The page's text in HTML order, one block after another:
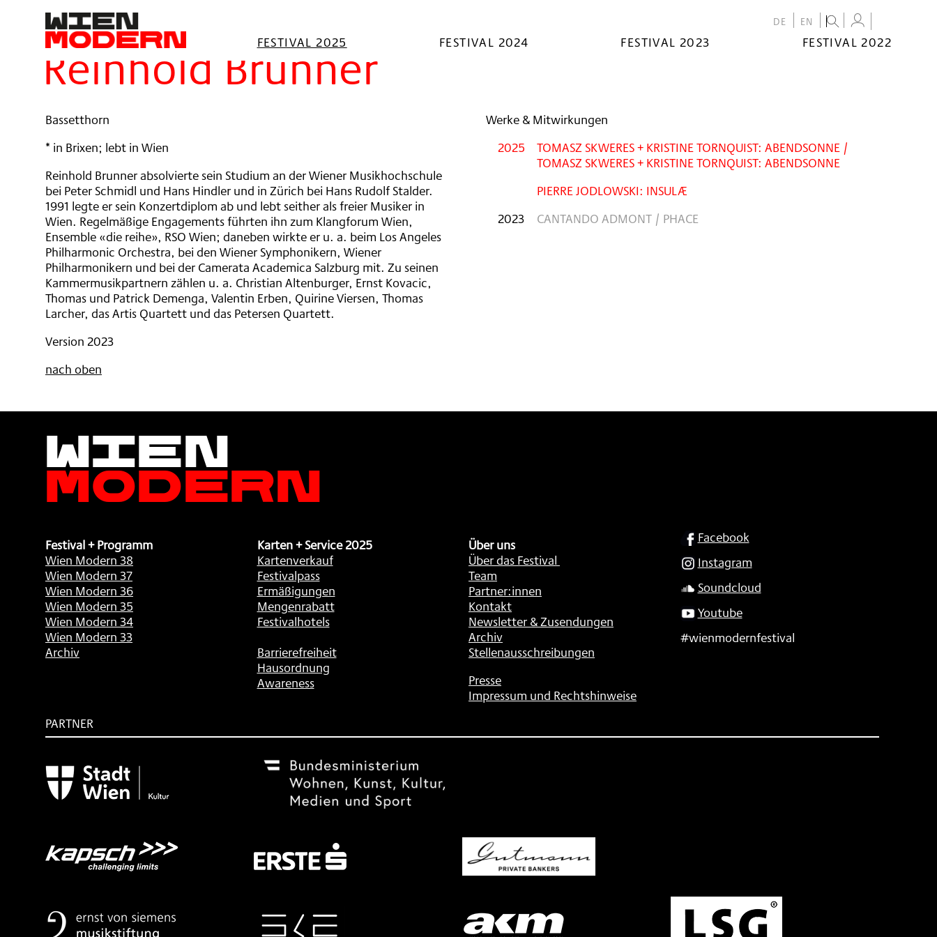
springen
DE EN
FESTIVAL 2025 FESTIVAL 2024 FESTIVAL 2023 FESTIVAL 2022
Filter
Reinhold Brunner
Bassetthorn
* in Brixen; lebt in Wien
Reinhold Brunner absolvierte sein Studium an der Wiener Musikhochschule
bei Peter Schmidl und Hans Hindler und in Zürich bei Hans Rudolf Stalder.
1991 legte er sein Konzertdiplom ab und lebt seither als freier Musiker in
Wien. Regelmäßige Engagements führten ihn zum Klangforum Wien,
Ensemble «die reihe», RSO Wien; daneben wirkte er u. a. beim Los Angeles
Philharmonic Orchestra, bei den Wiener Symphonikern, Wiener
Philharmonikern und bei der Camerata Academica Salzburg mit. Zu seinen
Kammermusikpartnern zählen u. a. Christian Altenburger, Ernst Kovacic,
Thomas und Patrick Demenga, Valentin Erben, Quirine Viersen, Thomas
Larcher, das Artis Quartett und das Petersen Quartett.
Version 2023
Werke & Mitwirkungen
2025
TOMASZ SKWERES + KRISTINE TORNQUIST: ABENDSONNE /
TOMASZ SKWERES + KRISTINE TORNQUIST: ABENDSONNE
PIERRE JODLOWSKI: INSULÆ
2023
CANTANDO ADMONT / PHACE
nach oben
Wien
Modern
Festival + Programm
Wien Modern 38
Wien Modern 37
Wien Modern 36
Wien Modern 35
Wien Modern 34
Wien Modern 33
Archiv
Karten + Service 2025
Kartenverkauf
Festivalpass
Ermäßigungen
Mengenrabatt
Festivalhotels
Barrierefreiheit
Hausordnung
Awareness
Über uns
Über das Festival
Team
Partner:innen
Kontakt
Newsletter & Zusendungen
Archiv
Stellenausschreibungen
Presse
Impressum und Rechtshinweise
SOCIAL
Facebook
Instagram
Soundcloud
Youtube
#wienmodernfestival
PARTNER
freundlicher
Unterstützung